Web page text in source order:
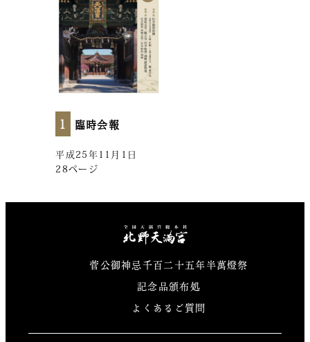
1 臨時会報
平成25年11月1日
28ページ
北野天満宮
菅公御神忌千百二十五年半萬燈祭
記念品頒布処
よくあるご質問